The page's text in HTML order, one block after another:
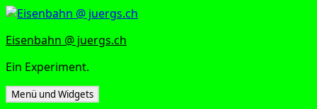
Zum
springen
Eisenbahn @ juergs.ch
Ein Experiment.
Menü und Widgets